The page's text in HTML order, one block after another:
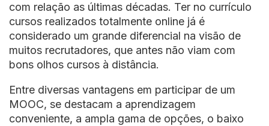
com relação as últimas décadas. Ter no currículo
cursos realizados totalmente online já é
considerado um grande diferencial na visão de
muitos recrutadores, que antes não viam com
bons olhos cursos à distância.
Entre diversas vantagens em participar de um
MOOC, se destacam a aprendizagem
conveniente, a ampla gama de opções, o baixo